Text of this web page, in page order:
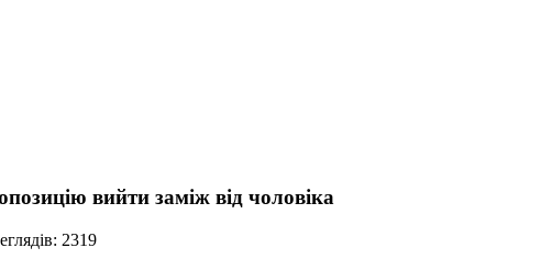
вийти заміж від чоловіка
2319